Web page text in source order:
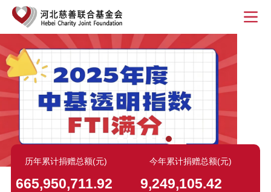
历年累计捐赠总额(元)
665,950,711.92
今年累计捐赠总额(元)
9,249,105.42